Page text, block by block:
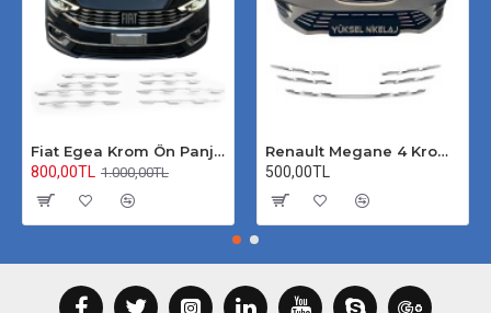
Fiat Egea Krom Ön Panjur 2020 Üzeri Uyumlu
800,00TL 1.000,00TL
Renault Megane 4 Krom Ön Panjur 2020 Üzeri
500,00TL